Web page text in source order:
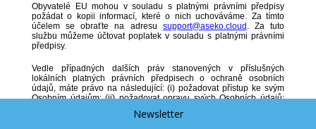
Obyvatelé EU mohou v souladu s platnými právními předpisy
požádat o kopii informací, které o nich uchováváme. Za tímto
účelem se obraťte na adresu support@aseko.cloud . Za tuto
službu můžeme účtovat poplatek v souladu s platnými právními
předpisy.
Vedle případných dalších práv stanovených v příslušných
lokálních platných právních předpisech o ochraně osobních
údajů, máte právo na následující: (i) požadovat přístup ke svým
Osobním údajům; (ii) požadovat opravu svých Osobních údajů;
(iii) požadovat výmaz svých Osobních údajů; (iv) požadovat
omezení zpracování svých Osobních údajů; (v) požadovat
Newsletter